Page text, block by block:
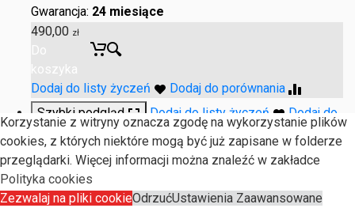
Gwarancja: 24 miesiące
490,00 zł
Do
koszyka
Dodaj do listy życzeń
Dodaj do porównania
Szybki podgląd
Dodaj do listy życzeń
Dodaj do
porównania
SKU:AK-75-FI-PL-P-1
Korzystanie z witryny oznacza zgodę na wykorzystanie plików
cookies, z których niektóre mogą być już zapisane w folderze
przeglądarki. Więcej informacji można znaleźć w zakładce
Polityka cookies
Zezwalaj na pliki cookieOdrzućUstawienia Zaawansowane